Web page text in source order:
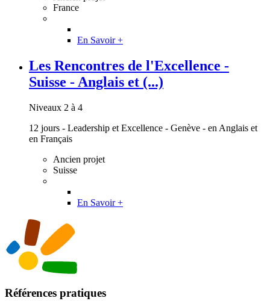
France
En Savoir +
Les Rencontres de l'Excellence -
Suisse - Anglais et (...)
Niveaux 2 à 4
12 jours - Leadership et Excellence - Genève - en Anglais et
en Français
Ancien projet
Suisse
En Savoir +
Références pratiques